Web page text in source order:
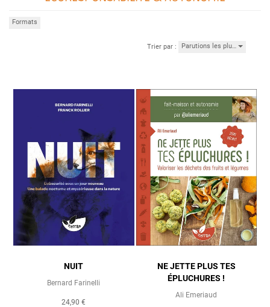
Formats
Trier par : Parutions les plu…
NUIT
Bernard Farinelli
24,90 €
NE JETTE PLUS TES
ÉPLUCHURES !
Ali Emeriaud